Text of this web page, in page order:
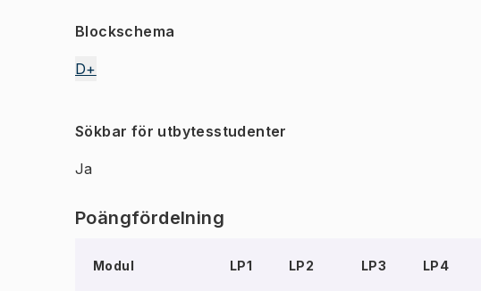
Blockschema
D+
Sökbar för utbytesstudenter
Ja
Poängfördelning
Modul LP1 LP2 LP3 LP4